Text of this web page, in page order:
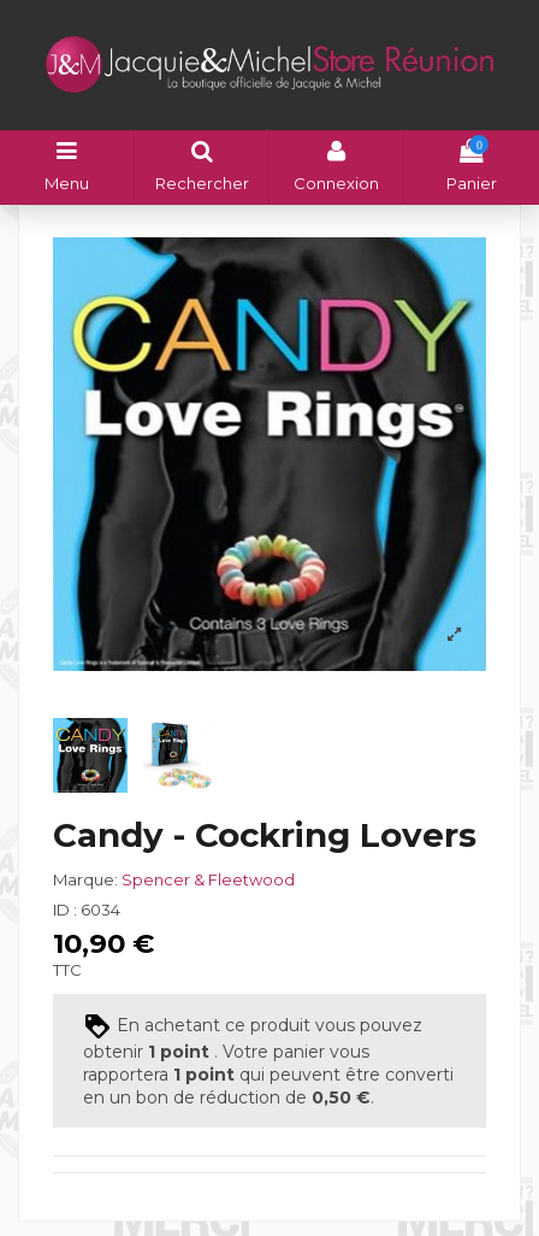
Menu Rechercher Connexion
0
Panier
Candy - Cockring Lovers
Marque: Spencer & Fleetwood
ID : 6034
10,90 €
TTC
En achetant ce produit vous pouvez
obtenir 1 point . Votre panier vous
rapportera 1 point qui peuvent être converti
en un bon de réduction de 0,50 €.